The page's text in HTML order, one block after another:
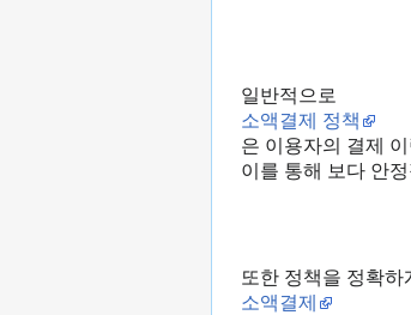
일반적으로
소액결제 정책
은 이용자의 결제
이를 통해 보다 안
또한 정책을 정확하
소액결제